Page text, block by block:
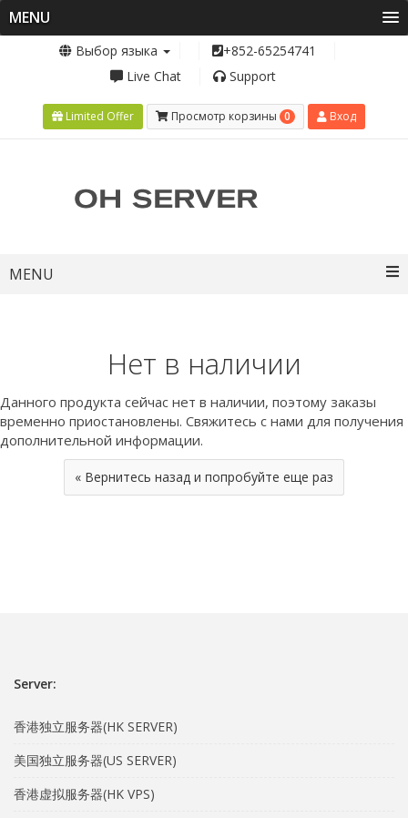
MENU
Выбор языка
+852-65254741
Live Chat
Support
Limited Offer Просмотр корзины 0 Вход
MENU
Нет в наличии
Данного продукта сейчас нет в наличии, поэтому заказы
временно приостановлены. Свяжитесь с нами для получения
дополнительной информации.
« Вернитесь назад и попробуйте еще раз
Server:
香港独立服务器(HK SERVER)
美国独立服务器(US SERVER)
香港虚拟服务器(HK VPS)